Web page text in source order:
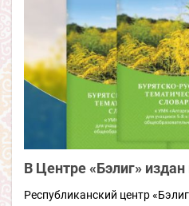
В Центре «Бэлиг»
Республиканский центр